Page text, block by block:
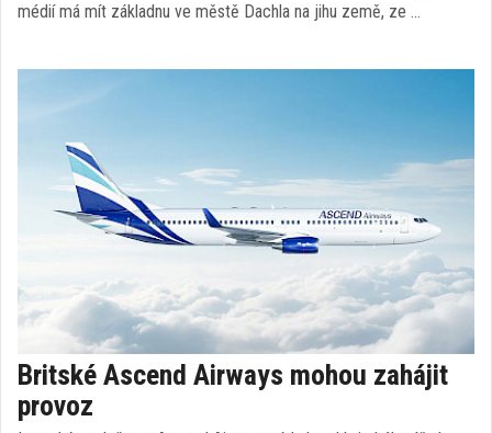
médií má mít základnu ve městě Dachla na jihu země, ze …
Britské Ascend Airways mohou zahájit
provoz